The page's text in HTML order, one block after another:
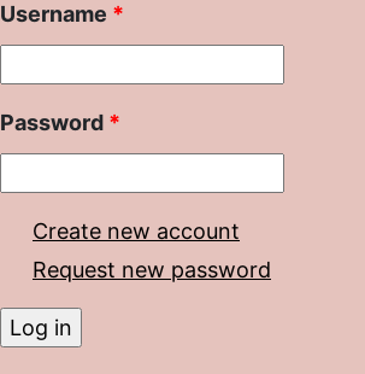
Username *
Password *
Create new account
Request new password